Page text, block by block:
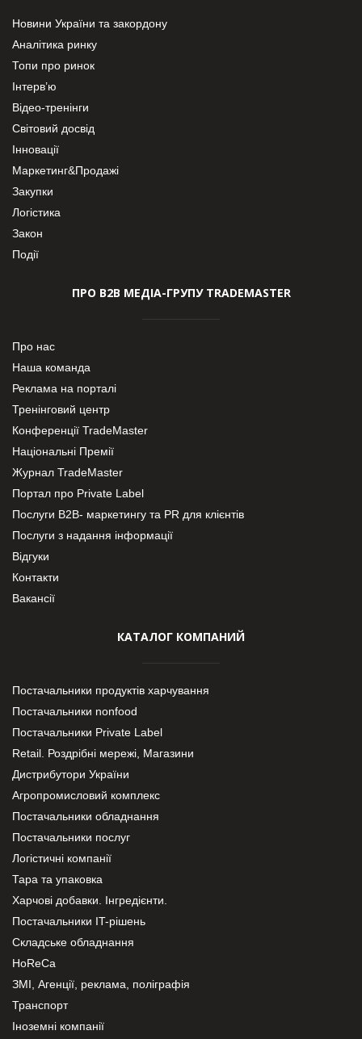
Новини України та закордону
Аналітика ринку
Топи про ринок
Інтерв’ю
Відео-тренінги
Світовий досвід
Інновації
Маркетинг&Продажі
Закупки
Логістика
Закон
Події
ПРО В2В МЕДІА-ГРУПУ TRADEMASTER
Про нас
Наша команда
Реклама на порталі
Тренінговий центр
Конференції TradeMaster
Національні Премії
Журнал TradeMaster
Портал про Private Label
Послуги В2В- маркетингу та PR для клієнтів
Послуги з надання інформації
Відгуки
Контакти
Вакансії
КАТАЛОГ КОМПАНИЙ
Постачальники продуктів харчування
Постачальники nonfood
Постачальники Private Label
Retail. Роздрібні мережі, Магазини
Дистрибутори України
Агропромисловий комплекс
Постачальники обладнання
Постачальники послуг
Логістичні компанії
Тара та упаковка
Харчові добавки. Інгредієнти.
Постачальники IT-рішень
Складське обладнання
HoReCa
ЗМІ, Агенції, реклама, поліграфія
Транспорт
Іноземні компанії